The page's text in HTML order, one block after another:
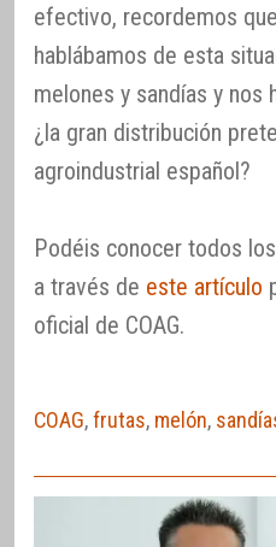
efectivo, recordemos
hablábamos de esta
melones y sandías y nos
¿la gran distribución
agroindustrial español?
Podéis conocer todos
a través de este artículo
oficial de COAG.
COAG,frutas, melón,